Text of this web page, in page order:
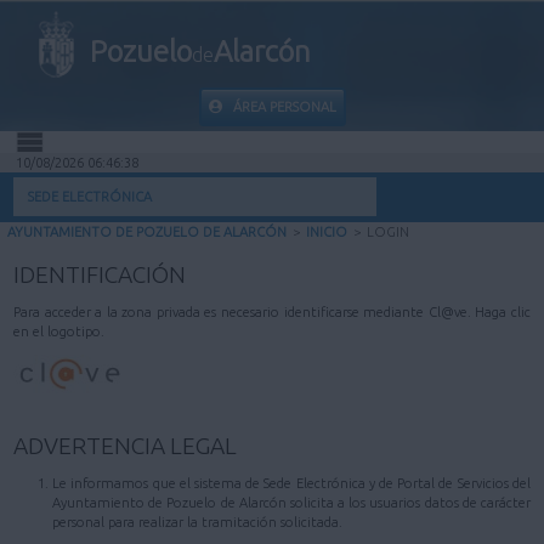
PozuelodeAlarcón
ÁREA PERSONAL
INICIO
MI CARPETA
INFORMACIÓN MUNICIPAL
AYUDA
10/08/2026 06:46:38
SEDE ELECTRÓNICA
AYUNTAMIENTO DE POZUELO DE ALARCÓN > INICIO > LOGIN
IDENTIFICACIÓN
Para acceder a la zona privada es necesario identificarse mediante Cl@ve. Haga clic
en el logotipo.
ADVERTENCIA LEGAL
Le informamos que el sistema de Sede Electrónica y de Portal de Servicios del
Ayuntamiento de Pozuelo de Alarcón solicita a los usuarios datos de carácter
personal para realizar la tramitación solicitada.